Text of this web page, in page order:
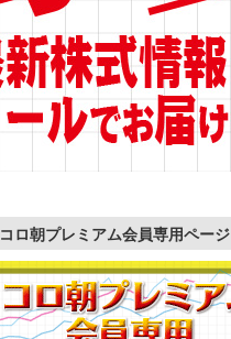
コロ朝プレミアム会員専用ページ